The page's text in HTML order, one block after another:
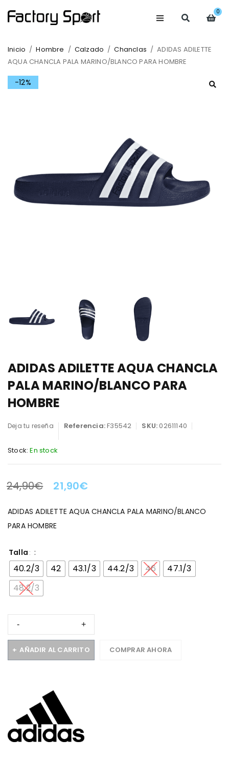
0
Inicio / Hombre / Calzado / Chanclas / ADIDAS ADILETTE
AQUA CHANCLA PALA MARINO/BLANCO PARA HOMBRE
-12%
ADIDAS ADILETTE AQUA CHANCLA
PALA MARINO/BLANCO PARA
HOMBRE
Deja tu reseña Referencia:F35542 SKU:02611140
Stock: En stock
LA OFERTA TERMINA EN:
24,90€ 21,90€
ADIDAS ADILETTE AQUA CHANCLA PALA MARINO/BLANCO
PARA HOMBRE
Talla
40.2/3 42 43.1/3 44.2/3 46
47.1/3
48.2/3
AÑADIR AL CARRITO COMPRAR AHORA